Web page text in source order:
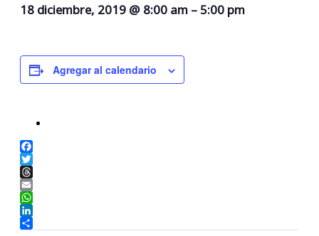
18 diciembre, 2019 @ 8:00 am – 5:00 pm
Agregar al calendario
Facebook
Twitter
Threads
Email
WhatsApp
LinkedIn